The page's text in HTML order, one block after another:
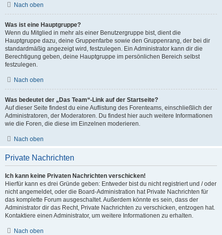
Nach oben
Was ist eine Hauptgruppe?
Wenn du Mitglied in mehr als einer Benutzergruppe bist, dient die
Hauptgruppe dazu, deine Gruppenfarbe sowie den Gruppenrang, der bei dir
standardmäßig angezeigt wird, festzulegen. Ein Administrator kann dir die
Berechtigung geben, deine Hauptgruppe im persönlichen Bereich selbst
festzulegen.
Nach oben
Was bedeutet der „Das Team“-Link auf der Startseite?
Auf dieser Seite findest du eine Auflistung des Forenteams, einschließlich der
Administratoren, der Moderatoren. Du findest hier auch weitere Informationen
wie die Foren, die diese im Einzelnen moderieren.
Nach oben
Private Nachrichten
Ich kann keine Privaten Nachrichten verschicken!
Hierfür kann es drei Gründe geben: Entweder bist du nicht registriert und / oder
nicht angemeldet, oder die Board-Administration hat Private Nachrichten für
das komplette Forum ausgeschaltet. Außerdem könnte es sein, dass der
Administrator dir das Recht, Private Nachrichten zu verschicken, entzogen hat.
Kontaktiere einen Administrator, um weitere Informationen zu erhalten.
Nach oben